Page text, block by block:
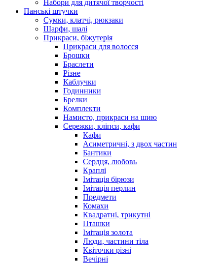
Набори для дитячої творчості
Панські штучки
Сумки, клатчі, рюкзаки
Шарфи, шалі
Прикраси, біжутерія
Прикраси для волосся
Брошки
Браслети
Різне
Каблучки
Годинники
Брелки
Комплекти
Намисто, прикраси на шию
Сережки, кліпси, кафи
Кафи
Асиметричні, з двох частин
Бантики
Сердця, любовь
Краплі
Імітація бірюзи
Імітація перлин
Предмети
Комахи
Квадратні, трикутні
Пташки
Імітація золота
Люди, частини тіла
Квіточки різні
Вечірні